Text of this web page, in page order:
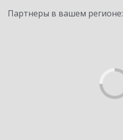
Партнеры в вашем регионе: